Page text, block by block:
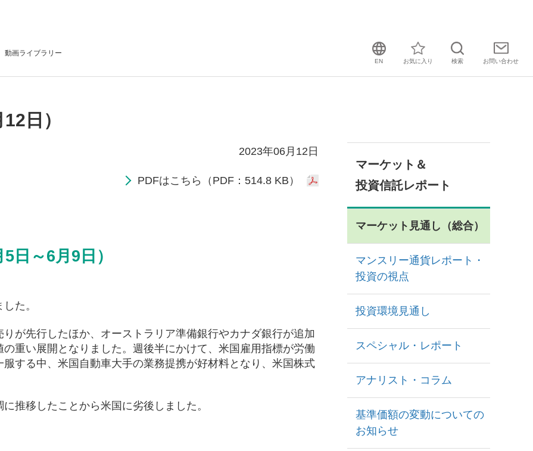
動画ライブラリー
EN お気に入り 検索 お問い合わせ
日）
2023年06月12日
PDFはこちら（PDF：514.8 KB）
日～6月9日）
た。
が先行したほか、オーストラリア準備銀行やカナダ銀行が追加
重い展開となりました。週後半にかけて、米国雇用指標が労働
する中、米国自動車大手の業務提携が好材料となり、米国株式
推移したことから米国に劣後しました。
マーケット＆
投資信託レポート
マーケット見通し（総合）
マンスリー通貨レポート・
投資の視点
投資環境見通し
スペシャル・レポート
アナリスト・コラム
基準価額の変動についての
お知らせ